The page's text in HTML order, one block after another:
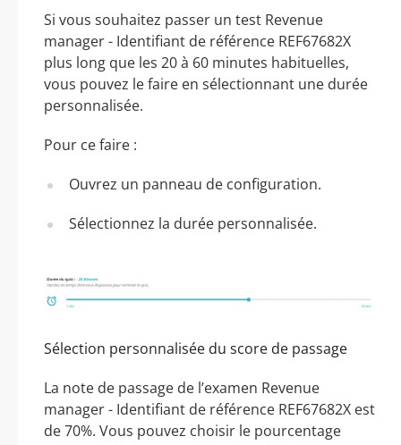
Si vous souhaitez passer un test Revenue
manager - Identifiant de référence REF67682X
plus long que les 20 à 60 minutes habituelles,
vous pouvez le faire en sélectionnant une durée
personnalisée.
Pour ce faire :
Ouvrez un panneau de configuration.
Sélectionnez la durée personnalisée.
Sélection personnalisée du score de passage
La note de passage de l’examen Revenue
manager - Identifiant de référence REF67682X est
de 70%. Vous pouvez choisir le pourcentage